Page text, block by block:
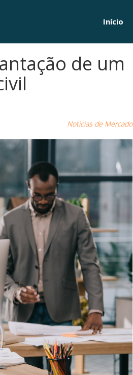
Início
de um
Noticias de Mercado